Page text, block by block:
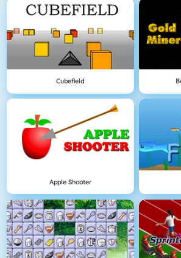
Cubefield
Apple Shooter